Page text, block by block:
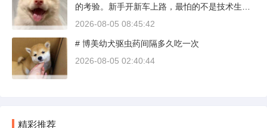
的考验。新手开新车上路，最怕的不是技术生
疏，而是对车况和路况的双重陌生。磨合期内，
不超过100公里，这不是老司机的保守，而是活
塞和气缸壁需要时间完成精细贴合。多数车型说
2026-08-05 08:45:42
# 博美幼犬驱虫药间隔多久吃一次
2026-08-05 02:40:44
精彩推荐